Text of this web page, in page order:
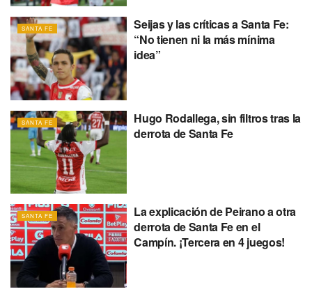
SANTA FE
Seijas y las críticas a Santa Fe:
“No tienen ni la más mínima
idea”
SANTA FE
Hugo Rodallega, sin filtros tras la
derrota de Santa Fe
SANTA FE
La explicación de Peirano a otra
derrota de Santa Fe en el
Campín. ¡Tercera en 4 juegos!